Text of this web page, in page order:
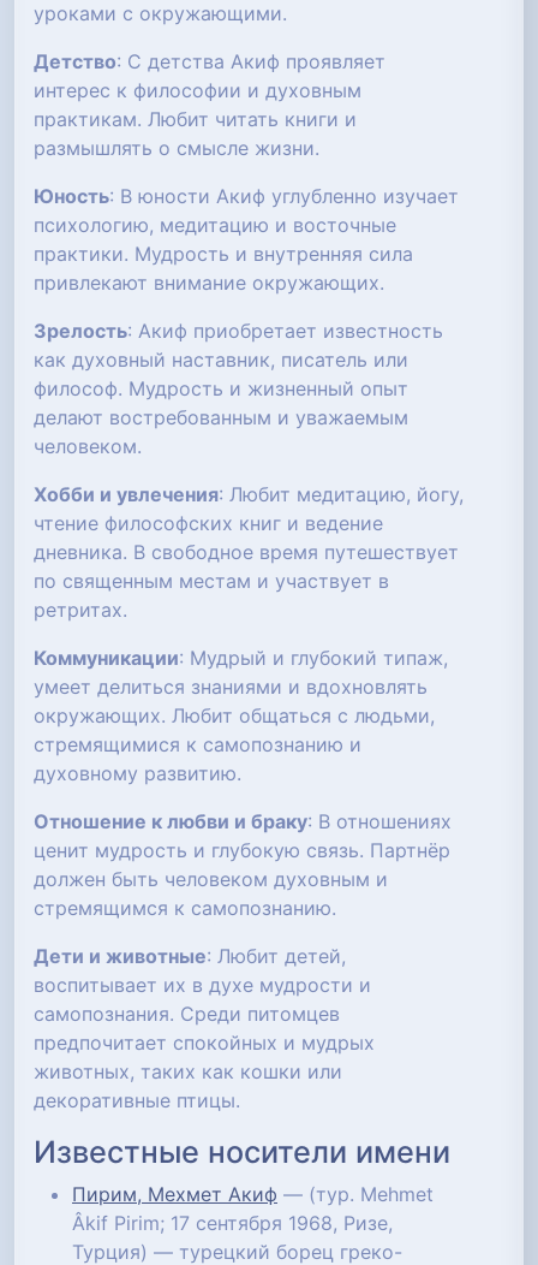
уроками с окружающими.
Детство: С детства Акиф проявляет
интерес к философии и духовным
практикам. Любит читать книги и
размышлять о смысле жизни.
Юность: В юности Акиф углубленно изучает
психологию, медитацию и восточные
практики. Мудрость и внутренняя сила
привлекают внимание окружающих.
Зрелость: Акиф приобретает известность
как духовный наставник, писатель или
философ. Мудрость и жизненный опыт
делают востребованным и уважаемым
человеком.
Хобби и увлечения: Любит медитацию, йогу,
чтение философских книг и ведение
дневника. В свободное время путешествует
по священным местам и участвует в
ретритах.
Коммуникации: Мудрый и глубокий типаж,
умеет делиться знаниями и вдохновлять
окружающих. Любит общаться с людьми,
стремящимися к самопознанию и
духовному развитию.
Отношение к любви и браку: В отношениях
ценит мудрость и глубокую связь. Партнёр
должен быть человеком духовным и
стремящимся к самопознанию.
Дети и животные: Любит детей,
воспитывает их в духе мудрости и
самопознания. Среди питомцев
предпочитает спокойных и мудрых
животных, таких как кошки или
декоративные птицы.
Известные носители имени
Пирим, Мехмет Акиф — (тур. Mehmet
Âkif Pirim; 17 сентября 1968, Ризе,
Турция) — турецкий борец греко-